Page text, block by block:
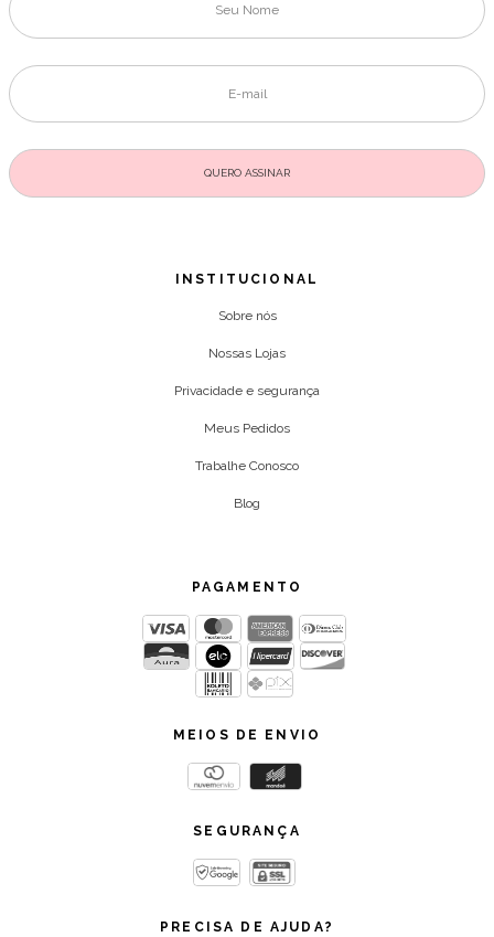
INSTITUCIONAL
Sobre nós
Nossas Lojas
Privacidade e segurança
Meus Pedidos
Trabalhe Conosco
Blog
PAGAMENTO
MEIOS DE ENVIO
SEGURANÇA
PRECISA DE AJUDA?